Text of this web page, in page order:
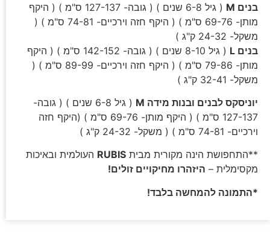
בנים M
( גיל 6-8 שנים ) ( גובה- 127-137 ס"מ ) ( היקף
מותן- 69-76 ס"מ ) ( היקף חזה וירכיים- 74-81 ס"מ ) (
משקל- 24-32 ק"ג )
בנים L
( גיל 8-10 שנים ) ( גובה- 142-152 ס"מ ) ( היקף
מותן- 79-86 ס"מ ) ( היקף חזה וירכיים- 89-99 ס"מ ) (
משקל- 32-41 ק"ג )
יוניסקס לבנים ובנות מידה M
( גיל 6-8 שנים ) ( גובה-
127-137 ס"מ ) ( היקף מותן- 69-76 ס"מ ) (היקף חזה
וירכיים- 74-81 ס"מ ) ( משקל- 24-32 ק"ג )
**התחפושת הינה מקורית מבית RUBIS העולמית ובאיכות
מקסימלית – היזהרו מחיקויים זולים!
*התמונה להמחשה בלבד!